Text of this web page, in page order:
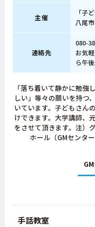
主催
「子
八尾
連絡先
080-
お気
ら午
「落ち着いて静かに勉強
しい」等々の願いを持つ
いています。子どもさん
けできます。大学講師、
をさせて頂きます。注）
ホール（GMセンタ
手話教室